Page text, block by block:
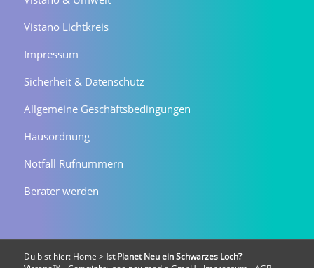
Vistano Lichtkreis
Impressum
Sicherheit & Datenschutz
Allgemeine Geschäftsbedingungen
Hausordnung
Notfall Rufnummern
Berater werden
Du bist hier: Home > Ist Planet Neu ein Schwarzes Loch?